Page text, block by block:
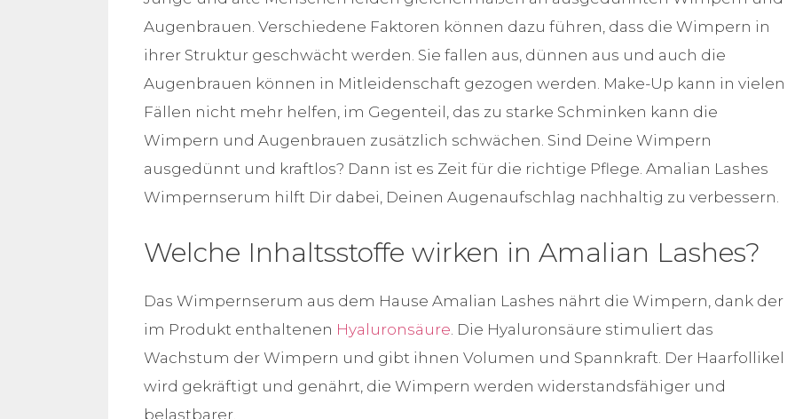
Augenbrauen. Verschiedene Faktoren können dazu führen, dass die Wimpern in
ihrer Struktur geschwächt werden. Sie fallen aus, dünnen aus und auch die
Augenbrauen können in Mitleidenschaft gezogen werden. Make-Up kann in vielen
Fällen nicht mehr helfen, im Gegenteil, das zu starke Schminken kann die
Wimpern und Augenbrauen zusätzlich schwächen. Sind Deine Wimpern
ausgedünnt und kraftlos? Dann ist es Zeit für die richtige Pflege. Amalian Lashes
Wimpernserum hilft Dir dabei, Deinen Augenaufschlag nachhaltig zu verbessern.
Welche Inhaltsstoffe wirken in Amalian Lashes?
Das Wimpernserum aus dem Hause Amalian Lashes nährt die Wimpern, dank der
im Produkt enthaltenen Hyaluronsäure. Die Hyaluronsäure stimuliert das
Wachstum der Wimpern und gibt ihnen Volumen und Spannkraft. Der Haarfollikel
wird gekräftigt und genährt, die Wimpern werden widerstandsfähiger und
belastbarer.